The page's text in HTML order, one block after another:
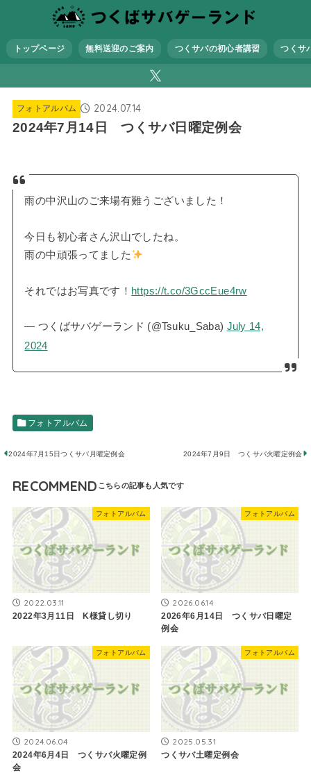
トップページ 無料送迎のご案内 つくサバの初心者講習 つくサ
フォトアルバム 2024.07.14
2024年7月14日 つくサバ日曜定例会
雨の中沢山のご来場有難うございました！
今日も初心者さん沢山でしたね。
雨の中頑張ってました
それではお写真です！ https://t.co/3GccEue4rw
— つくばサバゲーランド (@Tsuku_Saba) July 14,
2024
フォトアルバム
2024年7月15日つくサバ月曜定例会 2024年7月9日 つくサバ火曜定例会
RECOMMEND
フォトアルバム
2022.03.11
2022年3月11日 K様貸し切り
フォトアルバム
2026.06.14
2026年6月14日 つくサバ日曜定
例会
フォトアルバム
2024.06.04
2024年6月4日 つくサバ火曜定例
会
フォトアルバム
2025.05.31
つくサバ土曜定例会